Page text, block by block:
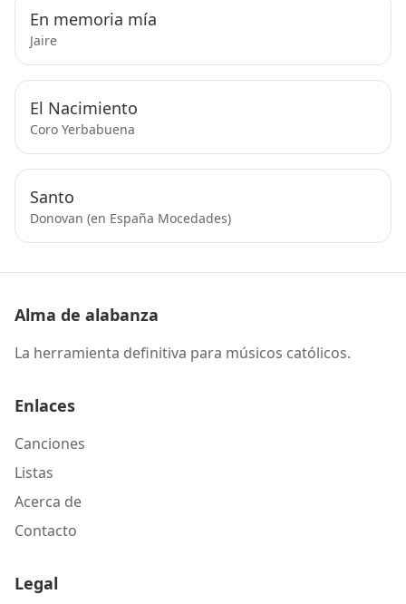
En memoria mía
Jaire
El Nacimiento
Coro Yerbabuena
Santo
Donovan (en España Mocedades)
Alma de alabanza
La herramienta definitiva para músicos católicos.
Enlaces
Canciones
Listas
Acerca de
Contacto
Legal